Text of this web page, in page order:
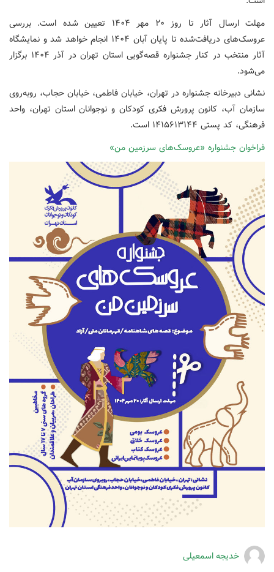
مهلت ارسال آثار تا روز ۲۰ مهر ۱۴۰۴ تعیین شده است. بررسی
عروسک‌های دریافت‌شده تا پایان آبان ۱۴۰۴ انجام خواهد شد و نمایشگاه
آثار منتخب در کنار جشنواره قصه‌گویی استان تهران در آذر ۱۴۰۴ برگزار
می‌شود.
نشانی دبیرخانه جشنواره در تهران، خیابان فاطمی، خیابان حجاب، روبه‌روی
سازمان آب، کانون پرورش فکری کودکان و نوجوانان استان تهران، واحد
فرهنگی، کد پستی ۱۴۱۵۶۱۳۱۴۴ است.
فراخوان جشنواره «عروسک‌های سرزمین من»
خدیجه اسمعیلی